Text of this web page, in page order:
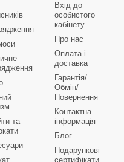
та
Вхід до
особистого
кабінету
Про нас
Оплата і
доставка
Гарантія/
Обмін/
Повернення
Контактна
інформація
Блог
Подарункові
сертифікати